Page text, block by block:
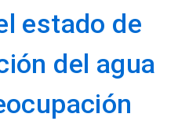
estado de
del agua